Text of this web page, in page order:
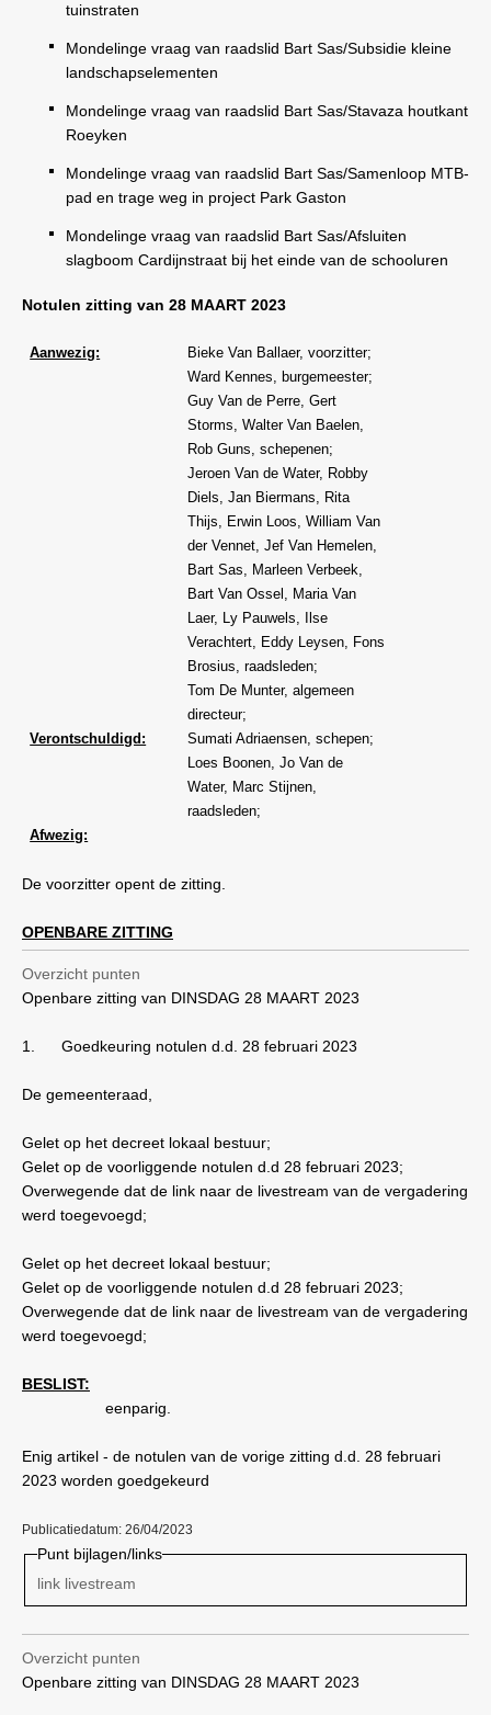
tuinstraten
Mondelinge vraag van raadslid Bart Sas/Subsidie kleine
landschapselementen
Mondelinge vraag van raadslid Bart Sas/Stavaza houtkant
Roeyken
Mondelinge vraag van raadslid Bart Sas/Samenloop MTB-
pad en trage weg in project Park Gaston
Mondelinge vraag van raadslid Bart Sas/Afsluiten
slagboom Cardijnstraat bij het einde van de schooluren
Notulen zitting van 28 MAART 2023
Aanwezig:
Bieke Van Ballaer, voorzitter;
Ward Kennes, burgemeester;
Guy Van de Perre, Gert
Storms, Walter Van Baelen,
Rob Guns, schepenen;
Jeroen Van de Water, Robby
Diels, Jan Biermans, Rita
Thijs, Erwin Loos, William Van
der Vennet, Jef Van Hemelen,
Bart Sas, Marleen Verbeek,
Bart Van Ossel, Maria Van
Laer, Ly Pauwels, Ilse
Verachtert, Eddy Leysen, Fons
Brosius, raadsleden;
Tom De Munter, algemeen
directeur;
Verontschuldigd:
Sumati Adriaensen, schepen;
Loes Boonen, Jo Van de
Water, Marc Stijnen,
raadsleden;
Afwezig:
De voorzitter opent de zitting.
OPENBARE ZITTING
Overzicht punten
Openbare zitting van DINSDAG 28 MAART 2023
1. Goedkeuring notulen d.d. 28 februari 2023
De gemeenteraad,
Gelet op het decreet lokaal bestuur;
Gelet op de voorliggende notulen d.d 28 februari 2023;
Overwegende dat de link naar de livestream van de vergadering
werd toegevoegd;
Gelet op het decreet lokaal bestuur;
Gelet op de voorliggende notulen d.d 28 februari 2023;
Overwegende dat de link naar de livestream van de vergadering
werd toegevoegd;
BESLIST:
eenparig.
Enig artikel - de notulen van de vorige zitting d.d. 28 februari
2023 worden goedgekeurd
Publicatiedatum: 26/04/2023
Punt bijlagen/links
link livestream
Overzicht punten
Openbare zitting van DINSDAG 28 MAART 2023